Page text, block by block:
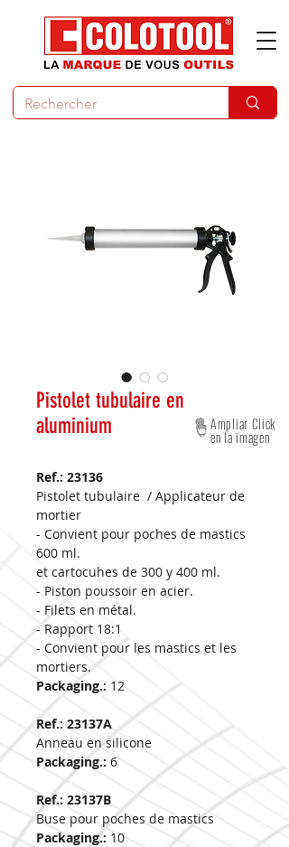
Pistolet tubulaire en
aluminium
Ref.: 23136
Pistolet tubulaire / Applicateur de
mortier
- Convient pour poches de mastics
600 ml.
et cartocuhes de 300 y 400 ml.
- Piston poussoir en acier.
- Filets en métal.
- Rapport 18:1
- Convient pour les mastics et les
mortiers.
Packaging.: 12
Ref.: 23137A
Anneau en silicone
Packaging.: 6
Ref.: 23137B
Buse pour poches de mastics
Packaging.: 10
Ampliar Click
en la imagen